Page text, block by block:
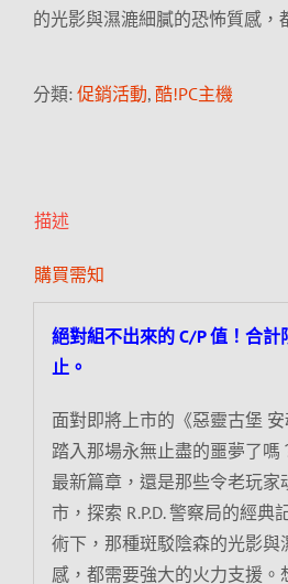
的光影與濕漉細膩的恐怖質感，
分類: 促銷活動, 酷!PC主機
描述
購買需知
絕對組不出來的 C/P 值！合
止。
面對即將上市的《惡靈古堡
踏入那場永無止盡的噩夢了嗎
最新篇章，還是那些令老玩家
市，探索 R.P.D. 警察局的經典
術下，那種斑駁陰森的光影與
感，都需要強大的火力支援。